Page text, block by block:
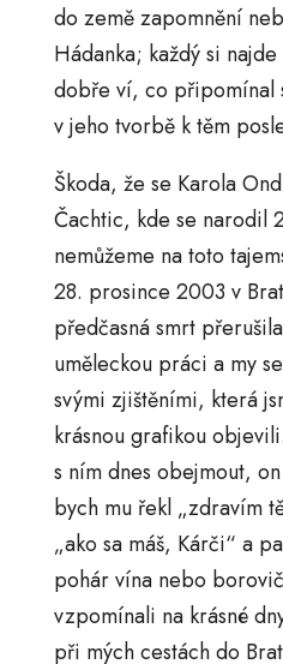
do země zapomnění
Hádanka; každý si
dobře ví, co připomínal
v jeho tvorbě k těm
Škoda, že se Karola
Čachtic, kde se narodil
nemůžeme na toto
28. prosince 2003 v
předčasná smrt
uměleckou práci a my
svými zjištěními, která
krásnou grafikou
s ním dnes obejmout,
bych mu řekl „zdravím
„ako sa máš, Kárči“ a
pohár vína nebo
vzpomínali na krásné
při mých cestách do